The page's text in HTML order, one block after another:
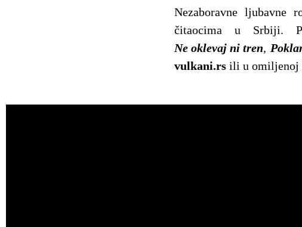
Nezaboravne ljubavne
čitaocima u Srbiji.
Ne oklevaj ni tren,
vulkani.rs ili u omiljenoj